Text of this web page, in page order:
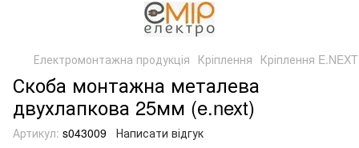
Електромонтажна продукція Кріплення Кріплення E.NEXT
Скоба монтажна металева
двухлапкова 25мм (e.next)
Артикул: s043009 Написати відгук